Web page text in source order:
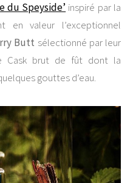
du Speyside’ inspiré par la
en valeur l’exceptionnel
Butt sélectionné par leur
Cask brut de fût dont la
gouttes d’eau.